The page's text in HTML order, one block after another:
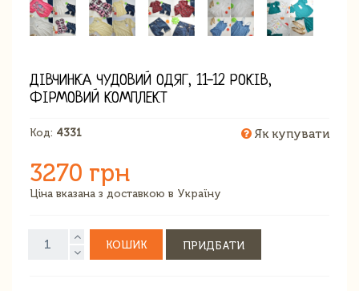
ДІВЧИНКА ЧУДОВИЙ ОДЯГ, 11-12 РОКІВ,
ФІРМОВИЙ КОМПЛЕКТ
Код: 4331 Як купувати
3270 грн
Ціна вказана з доставкою в Україну
КОШИК ПРИДБАТИ